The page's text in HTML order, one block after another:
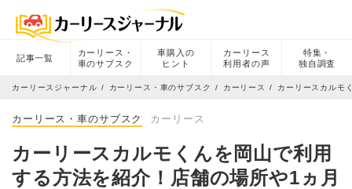
記事一覧
カーリース・
車のサブスク
車購入の
ヒント
カーリース
利用者の声
特集・
独自調査
カーリースジャーナル カーリース・車のサブスク カーリース カーリースカルモ
カーリース・車のサブスク カーリース
カーリースカルモくんを岡山で利用
する方法を紹介！店舗の場所や1ヵ月